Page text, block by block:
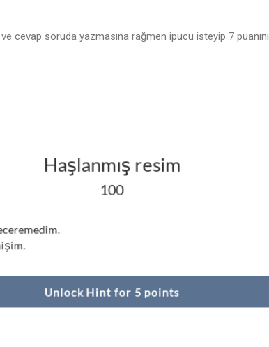
cevap soruda yazmasına rağmen ipucu isteyip 7